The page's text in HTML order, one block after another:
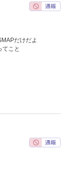
だけだよ
こと